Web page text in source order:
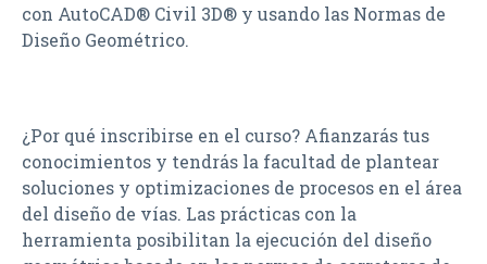
con AutoCAD® Civil 3D® y usando las Normas de
Diseño Geométrico.
¿Por qué inscribirse en el curso? Afianzarás tus
conocimientos y tendrás la facultad de plantear
soluciones y optimizaciones de procesos en el área
del diseño de vías. Las prácticas con la
herramienta posibilitan la ejecución del diseño